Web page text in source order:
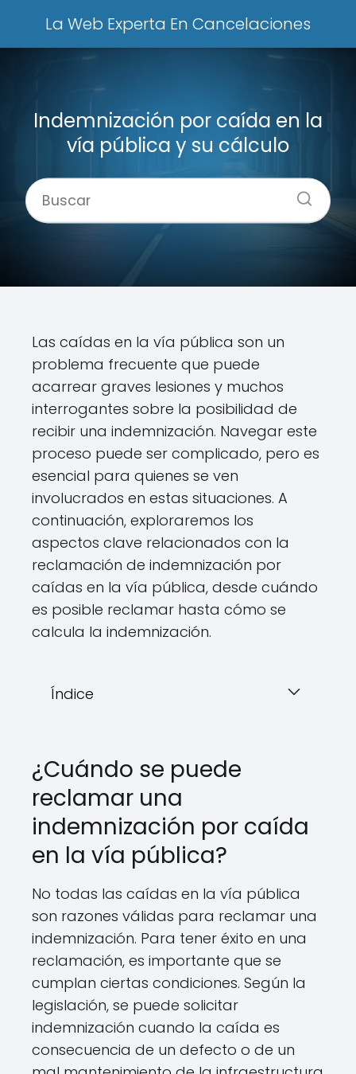
La Web Experta En Cancelaciones
Indemnización por caída en la
vía pública y su cálculo
Las caídas en la vía pública son un
problema frecuente que puede
acarrear graves lesiones y muchos
interrogantes sobre la posibilidad de
recibir una indemnización. Navegar este
proceso puede ser complicado, pero es
esencial para quienes se ven
involucrados en estas situaciones. A
continuación, exploraremos los
aspectos clave relacionados con la
reclamación de indemnización por
caídas en la vía pública, desde cuándo
es posible reclamar hasta cómo se
calcula la indemnización.
Índice
¿Cuándo se puede
reclamar una
indemnización por caída
en la vía pública?
No todas las caídas en la vía pública
son razones válidas para reclamar una
indemnización. Para tener éxito en una
reclamación, es importante que se
cumplan ciertas condiciones. Según la
legislación, se puede solicitar
indemnización cuando la caída es
consecuencia de un defecto o de un